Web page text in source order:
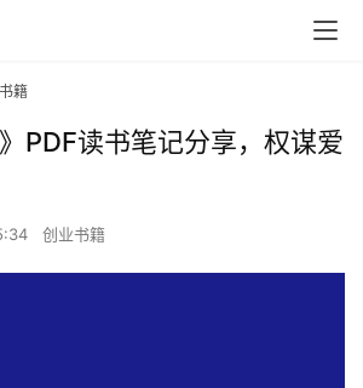
籍
PDF读书笔记分享，权谋爱
创业书籍